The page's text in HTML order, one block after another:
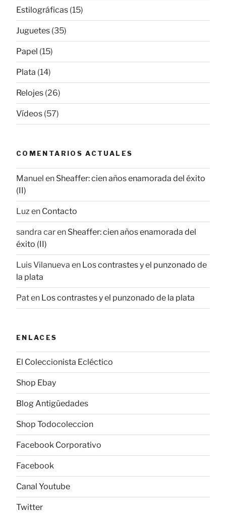
Estilográficas (15)
Juguetes (35)
Papel (15)
Plata (14)
Relojes (26)
Vídeos (57)
COMENTARIOS ACTUALES
Manuel en Sheaffer: cien años enamorada del éxito
(II)
Luz en Contacto
sandra caren Sheaffer: cien años enamorada del
éxito (II)
Luis Vilanueva en Los contrastes y el punzonado de
la plata
Paten Los contrastes y el punzonado de la plata
ENLACES
El Coleccionista Ecléctico
Shop Ebay
Blog Antigüedades
Shop Todocoleccion
Facebook Corporativo
Facebook
Canal Youtube
Twitter